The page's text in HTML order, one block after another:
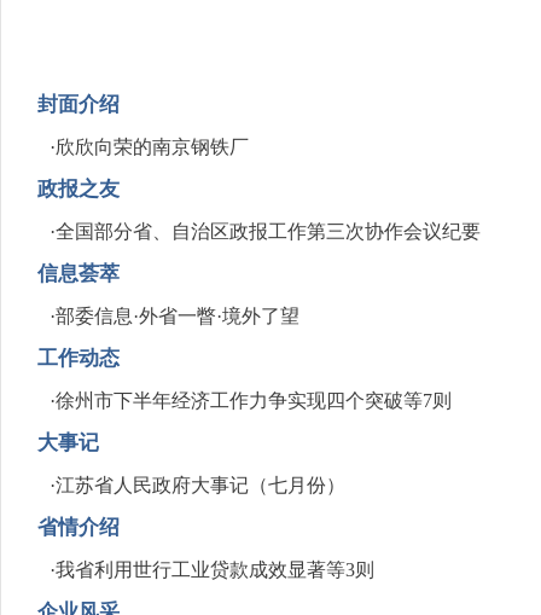
封面介绍
·欣欣向荣的南京钢铁厂
政报之友
·全国部分省、自治区政报工作第三次协作会议纪要
信息荟萃
·部委信息·外省一瞥·境外了望
工作动态
·徐州市下半年经济工作力争实现四个突破等7则
大事记
·江苏省人民政府大事记（七月份）
省情介绍
·我省利用世行工业贷款成效显著等3则